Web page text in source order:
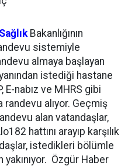
SağlıkBakanlığının
sistemiyle
almaya başlayan
istediği hastane
E-nabız ve MHRS gibi
alıyor. Geçmiş
alan vatandaşlar,
hattını arayıp karşılık
istedikleri bölümle
yakınıyor. Özgür Haber